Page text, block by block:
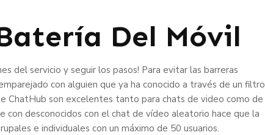
Del Móvil
del servicio y seguir los pasos! Para evitar las barreras
con alguien que ya ha conocido a través de un filtro
ChatHub son excelentes tanto para chats de video como de
desconocidos con el chat de vídeo aleatorio hace que la
e individuales con un máximo de 50 usuarios.